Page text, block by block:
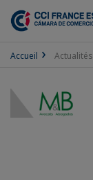
Accueil Actualités